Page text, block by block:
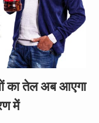
का तेल अब आएगा
में